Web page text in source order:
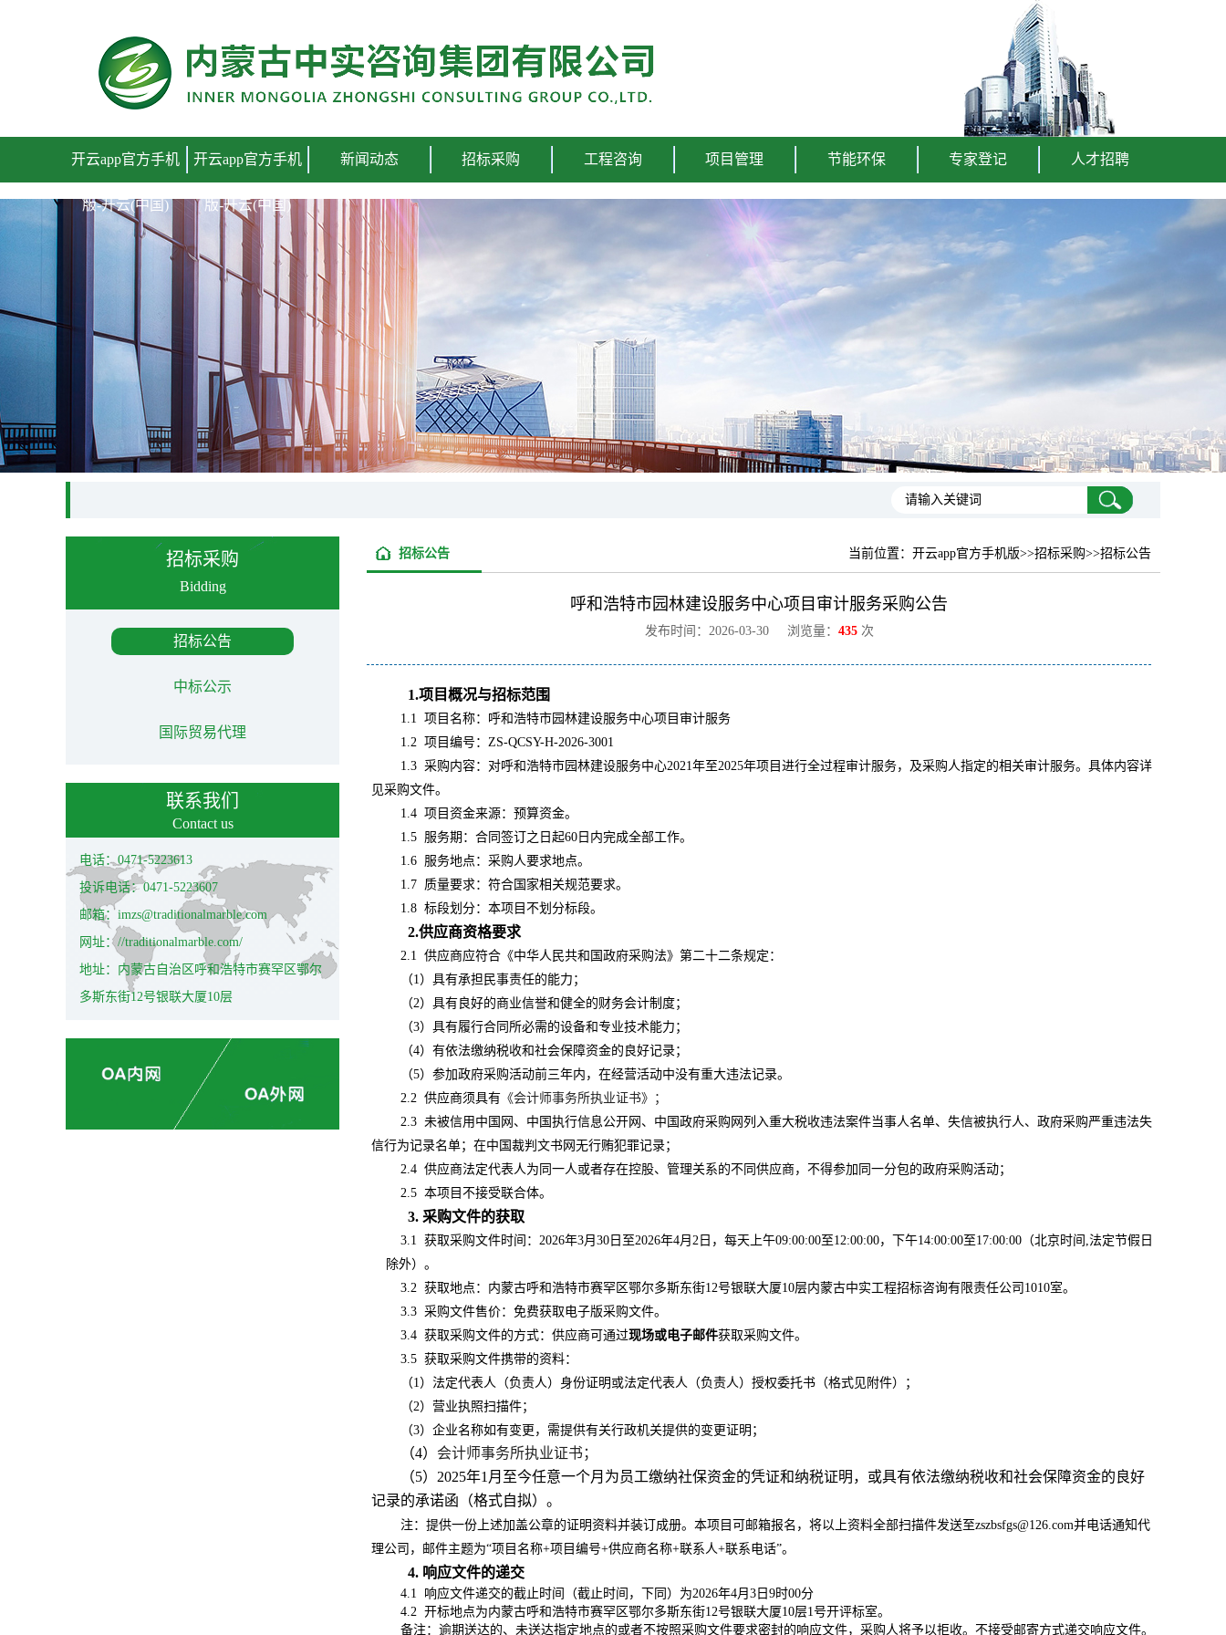
开云app官方手机
版-开云(中国)
开云app官方手机
版-开云(中国)
新闻动态 招标采购 工程咨询 项目管理 节能环保 专家登记 人才招聘
招标采购
Bidding
招标公告
中标公示
国际贸易代理
联系我们
Contact us
电话：0471-5223613
投诉电话：0471-5223607
邮箱：imzs@traditionalmarble.com
网址：//traditionalmarble.com/
地址：内蒙古自治区呼和浩特市赛罕区鄂尔
多斯东街12号银联大厦10层
当前位置： 开云app官方手机版>>招标采购>>招标公告
招标公告
呼和浩特市园林建设服务中心项目审计服务采购公告
发布时间：2026-03-30 浏览量： 435次
1.项目概况与招标范围
1.1 项目名称：呼和浩特市园林建设服务中心项目审计服务
1.2 项目编号：ZS-QCSY-H-2026-3001
1.3 采购内容：对呼和浩特市园林建设服务中心2021年至2025年项目进行全过程审计服务，及采购人指定的相关审计服务。具体内容详
见采购文件。
1.4 项目资金来源：预算资金。
1.5 服务期：合同签订之日起60日内完成全部工作。
1.6 服务地点：采购人要求地点。
1.7 质量要求： 符合国家相关规范要求。
1.8 标段划分：本项目不划分标段。
2.供应商资格要求
2.1 供应商应符合《中华人民共和国政府采购法》第二十二条规定：
（1）具有承担民事责任的能力；
（2）具有良好的商业信誉和健全的财务会计制度；
（3）具有履行合同所必需的设备和专业技术能力；
（4）有依法缴纳税收和社会保障资金的良好记录；
（5）参加政府采购活动前三年内，在经营活动中没有重大违法记录。
2.2 供应商须具有 《会计师事务所执业证书》；
2.3 未被信用中国网、中国执行信息公开网、中国政府采购网列入重大税收违法案件当事人名单、失信被执行人、政府采购严重违法失
信行为记录名单；在中国裁判 文书网无行贿犯罪记录；
2.4 供应商法定代表人为同一人或者存在控股、管理关系的不同供应商，不得参加同一分包的政府采购活动；
2.5 本项目不接受联合体。
3. 采购文件的获取
3.1 获取采购文件时间：2026年3月30日至2026年4月2日，每天上午09:00:00至12:00:00，下午14:00:00至17:00:00（北京时间,法定节假日
除外）。
3.2 获取地点： 内蒙古呼和浩特市赛罕区鄂尔多斯东街12号银联大厦10层内蒙古中实工程招标咨询有限责任公司1010室。
3.3 采购文件售价：免费获取电子版采购文件。
3.4 获取采购文件的方式：供应商可通过现场或电子邮件获取采购文件。
3.5 获取采购文件携带的资料：
（1） 法定代表人 （负责人） 身份证明或法定代表人 （负责人） 授权委托书（格式见附件）；
（2）营业执照扫描件；
（3）企业名称如有变更，需提供有关行政机关提供的变更证明；
（4） 会计师事务所执业证书；
（5）2025年1月至今任意一个月为员工缴纳社保资金的凭证和纳税证明，或具有依法缴纳税收和社会保障资金的良好
记录的承诺函（格式自拟）。
注：提供一份上述加盖公章的证明资料并装订成册。本项目可邮箱报名，将以上资料全部扫描件发送至zszbsfgs@126.com并电话通知代
理公司，邮件主题为“项目名称+项目编号+供应商名称+联系人+联系电话”。
4. 响应文件的递交
4.1 响应文件递交的截止时间（截止时间，下同）为2026年4月3日9时00分
4.2 开标地点为内蒙古呼和浩特市赛罕区鄂尔多斯东街12号银联大厦10层1号开评标室。
备注：逾期送达的、未送达指定地点的或者不按照采购文件要求密封的响应文件，采购人将予以拒收。不接受邮寄方式递交响应文件。